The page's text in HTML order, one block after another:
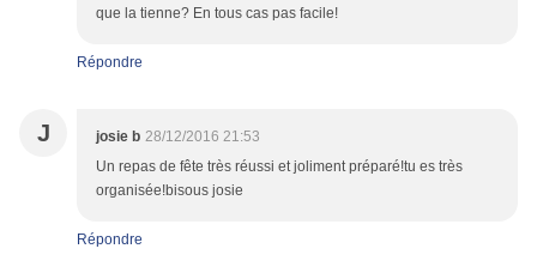
que la tienne? En tous cas pas facile!
Répondre
J josie b 28/12/2016 21:53
Un repas de fête très réussi et joliment préparé!tu es très
organisée!bisous josie
Répondre